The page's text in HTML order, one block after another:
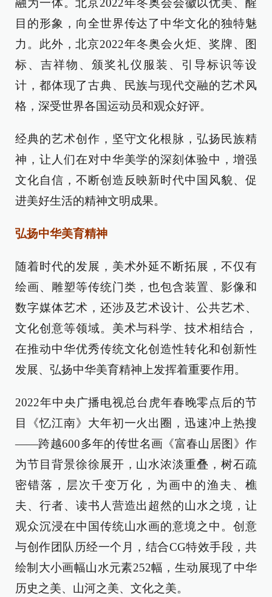
融为一体。北京2022年冬奥会会徽以优美、醒
目的形象，向全世界传达了中华文化的独特魅
力。此外，北京2022年冬奥会火炬、奖牌、图
标、吉祥物、颁奖礼仪服装、引导标识等设
计，都体现了古典、民族与现代交融的艺术风
格，深受世界各国运动员和观众好评。
经典的艺术创作，坚守文化根脉，弘扬民族精
神，让人们在对中华美学的深刻体验中，增强
文化自信，不断创造反映新时代中国风貌、促
进美好生活的精神文明成果。
弘扬中华美育精神
随着时代的发展，美术外延不断拓展，不仅有
绘画、雕塑等传统门类，也包含装置、影像和
数字媒体艺术，还涉及艺术设计、公共艺术、
文化创意等领域。美术与科学、技术相结合，
在推动中华优秀传统文化创造性转化和创新性
发展、弘扬中华美育精神上发挥着重要作用。
2022年中央广播电视总台虎年春晚零点后的节
目《忆江南》大年初一火出圈，迅速冲上热搜
——跨越600多年的传世名画《富春山居图》作
为节目背景徐徐展开，山水浓淡重叠，树石疏
密错落，层次千变万化，为画中的渔夫、樵
夫、行者、读书人营造出超然的山水之境，让
观众沉浸在中国传统山水画的意境之中。创意
与创作团队历经一个月，结合CG特效手段，共
绘制大小画幅山水元素252幅，生动展现了中华
历史之美、山河之美、文化之美。